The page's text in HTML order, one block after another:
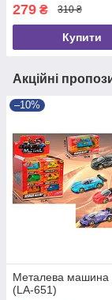
279 ₴ 310 ₴
Купити
Акційні
–10%
Металева машина
(LA-651)